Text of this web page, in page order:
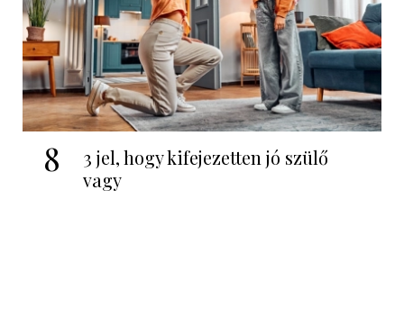
8
3 jel, hogy kifejezetten jó szülő
vagy